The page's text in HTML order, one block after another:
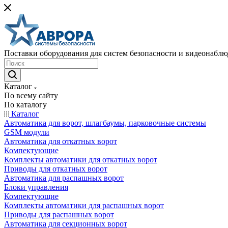
Поставки оборудования для систем безопасности и
Каталог
По всему сайту
По каталогу
Каталог
Автоматика для ворот, шлагбаумы, парковочные системы
GSM модули
Автоматика для откатных ворот
Компектующие
Комплекты автоматики для откатных ворот
Приводы для откатных ворот
Автоматика для распашных ворот
Блоки управления
Компектующие
Комплекты автоматики для распашных ворот
Приводы для распашных ворот
Автоматика для секционных ворот